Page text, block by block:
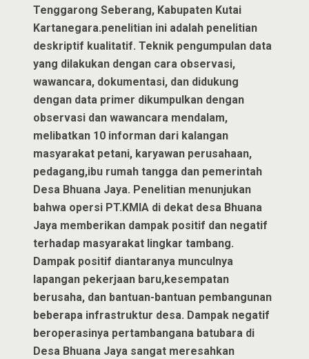
Tenggarong Seberang, Kabupaten Kutai
Kartanegara.penelitian ini adalah penelitian
deskriptif kualitatif. Teknik pengumpulan data
yang dilakukan dengan cara observasi,
wawancara, dokumentasi, dan didukung
dengan data primer dikumpulkan dengan
observasi dan wawancara mendalam,
melibatkan 10 informan dari kalangan
masyarakat petani, karyawan perusahaan,
pedagang,ibu rumah tangga dan pemerintah
Desa Bhuana Jaya. Penelitian menunjukan
bahwa opersi PT.KMIA di dekat desa Bhuana
Jaya memberikan dampak positif dan negatif
terhadap masyarakat lingkar tambang.
Dampak positif diantaranya munculnya
lapangan pekerjaan baru,kesempatan
berusaha, dan bantuan-bantuan pembangunan
beberapa infrastruktur desa. Dampak negatif
beroperasinya pertambangana batubara di
Desa Bhuana Jaya sangat meresahkan